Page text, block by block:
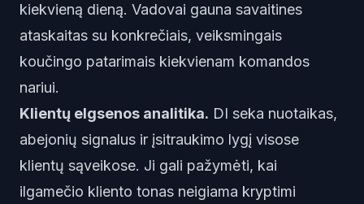
kiekvieną dieną. Vadovai gauna savaitines
ataskaitas su konkrečiais, veiksmingais
koučingo patarimais kiekvienam komandos
nariui.
Klientų elgsenos analitika. DI seka nuotaikas,
abejonių signalus ir įsitraukimo lygį visose
klientų sąveikose. Ji gali pažymėti, kai
ilgamečio kliento tonas neigiama kryptimi